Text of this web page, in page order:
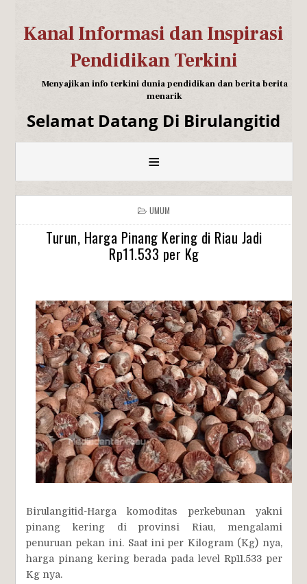
Kanal Informasi dan Inspirasi
Pendidikan Terkini
Menyajikan info terkini dunia pendidikan dan berita berita
menarik
Selamat Datang Di Birulangitid
≡
UMUM
Turun, Harga Pinang Kering di Riau Jadi
Rp11.533 per Kg
Birulangitid-Harga komoditas perkebunan yakni
pinang kering di provinsi Riau, mengalami
penuruan pekan ini. Saat ini per Kilogram (Kg) nya,
harga pinang kering berada pada level Rp11.533 per
Kg nya.